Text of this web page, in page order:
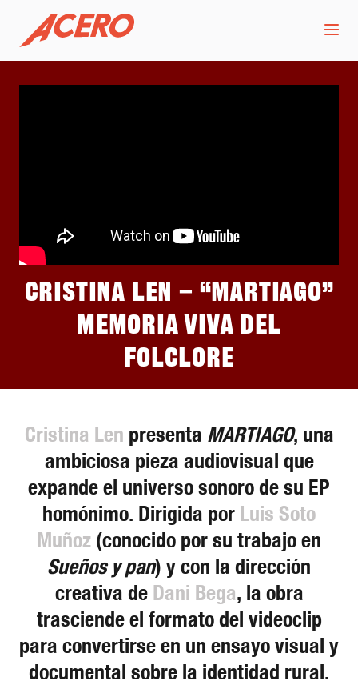
Cristina Len – “Martiago”
Memoria viva del
folclore
Cristina Len presenta MARTIAGO, una
ambiciosa pieza audiovisual que
expande el universo sonoro de su EP
homónimo. Dirigida por Luis Soto
Muñoz (conocido por su trabajo en
Sueños y pan) y con la dirección
creativa de Dani Bega, la obra
trasciende el formato del videoclip
para convertirse en un ensayo visual y
documental sobre la identidad rural.